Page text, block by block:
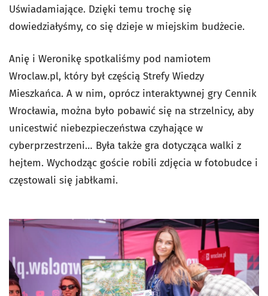
Uświadamiające. Dzięki temu trochę się
dowiedziałyśmy, co się dzieje w miejskim budżecie.
Anię i Weronikę spotkaliśmy pod namiotem
Wroclaw.pl, który był częścią Strefy Wiedzy
Mieszkańca. A w nim, oprócz interaktywnej gry Cennik
Wrocławia, można było pobawić się na strzelnicy, aby
unicestwić niebezpieczeństwa czyhające w
cyberprzestrzeni… Była także gra dotycząca walki z
hejtem. Wychodząc goście robili zdjęcia w fotobudce i
częstowali się jabłkami.